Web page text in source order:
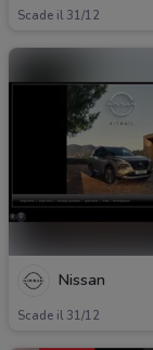
Scade il 31/12
Nissan
Scade il 31/12